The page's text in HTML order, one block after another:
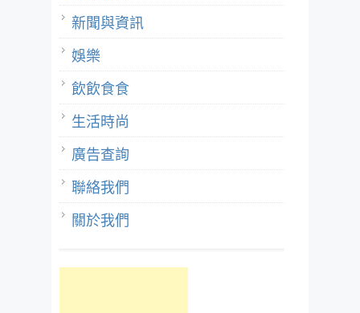
新聞與資訊
娛樂
飲飲食食
生活時尚
廣告查詢
聯絡我們
關於我們